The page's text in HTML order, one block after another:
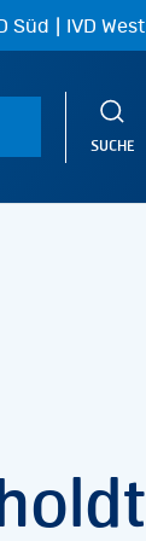
Süd | IVD West
SUCHE